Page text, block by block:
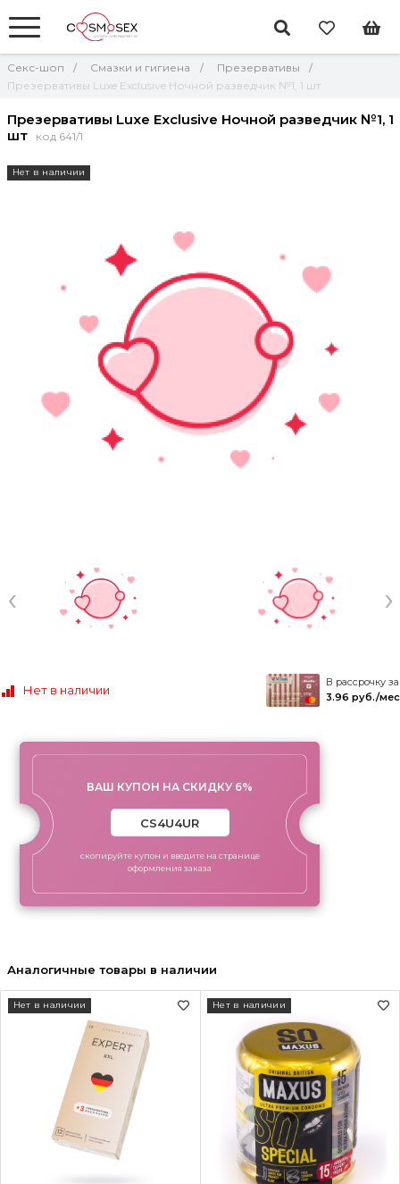
Секс-шоп Смазки и гигиена
Презервативы
Презервативы Luxe Exclusive Ночной разведчик №1, 1 шт
Презервативы Luxe Exclusive Ночной разведчик №1, 1
шт
код 641/1
Нет в наличии
‹ ›
Нет в наличии
В рассрочку за
3.96 руб./мес
ВАШ КУПОН НА СКИДКУ 6%
скопируйте купон и введите на странице
оформления заказа
Аналогичные товары в наличии
Нет в наличии Нет в наличии